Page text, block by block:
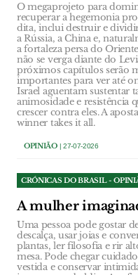
O megaprojeto para
recuperar a hegemonia
dita, inclui destruir e
a Rússia, a China e,
a fortaleza persa do
não se verga diante do
próximos capítulos serão
importantes para ver até
Israel aguentam sustentar
animosidade e resistência
crescer contra eles. A
winner takes it all.
OPINIÃO| 27-07-2026
CRÓNICAS DO BRASIL -
A mulher
Uma pessoa pode gostar
descalça, usar joias e
plantas, ler filosofia e rir
mesa. Pode chegar
vestida e conservar